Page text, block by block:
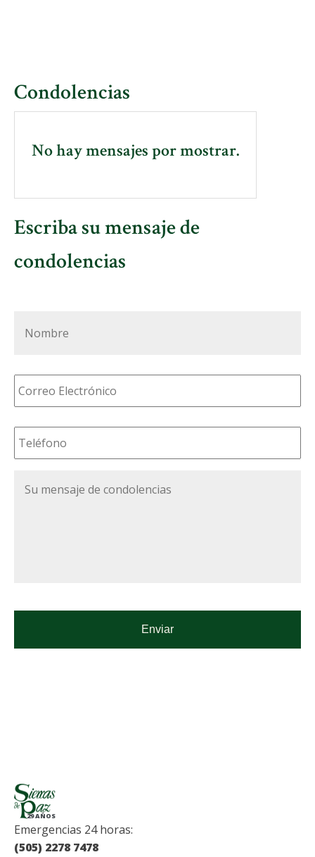
Condolencias
No hay mensajes por mostrar.
Escriba su mensaje de
condolencias
Correo
Electrónico *
Teléfono *
mensaje
29 AÑOS
Emergencias 24 horas:
(505) 2278 7478